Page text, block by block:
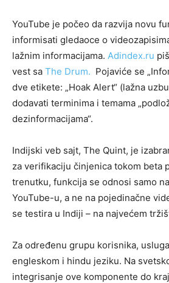
YouTube je počeo da razvija novu
informisati gledaoce o
lažnim informacijama. Adindex.ru
vest sa The Drum. Pojaviće se
dve etikete: „Hoak Alert“ (lažna
dodavati terminima i temama
dezinformacijama“.
Indijski veb sajt, The Quint, je
za verifikaciju činjenica tokom beta
trenutku, funkcija se odnosi samo
YouTube-u, a ne na pojedinačne
se testira u Indiji – na najvećem
Za određenu grupu korisnika,
engleskom i hindu jeziku. Na
integrisanje ove komponente do